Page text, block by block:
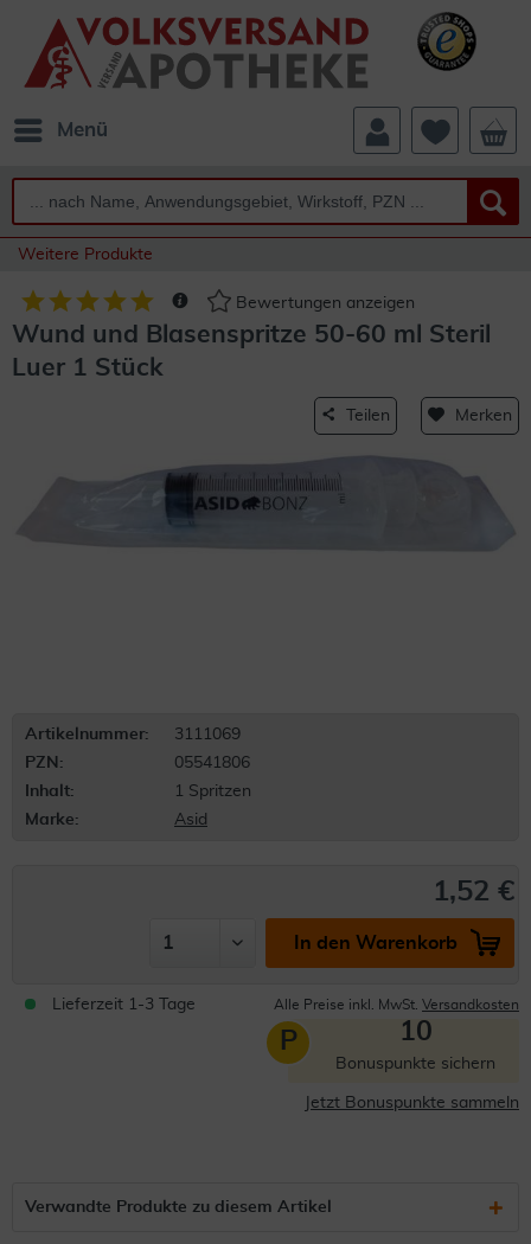
Menü
Weitere Produkte
Bewertungen anzeigen
Wund und Blasenspritze 50-60 ml Steril
Luer 1 Stück
Teilen Merken
Artikelnummer:
3111069
PZN:
05541806
Inhalt:
1 Spritzen
Marke:
Asid
1,52 €
In den Warenkorb
Lieferzeit 1-3 Tage Alle Preise inkl. MwSt. Versandkosten
P 10
Bonuspunkte sichern
Jetzt Bonuspunkte sammeln
Verwandte Produkte zu diesem Artikel